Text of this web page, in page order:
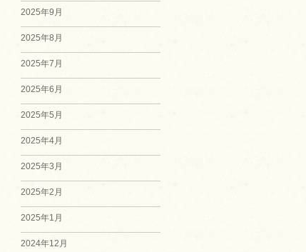
2025年9月
2025年8月
2025年7月
2025年6月
2025年5月
2025年4月
2025年3月
2025年2月
2025年1月
2024年12月